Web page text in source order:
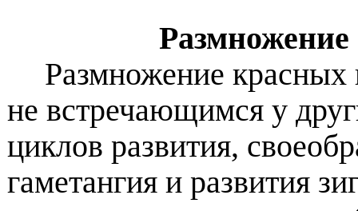
Размножение красных
не встречающимся у
циклов развития,
гаметангия и развития